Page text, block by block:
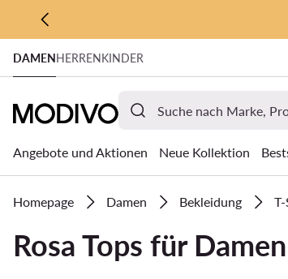
ZUM HAUPTINHALT SPRINGEN
ZUR SUCHE
DAMENHERRENKINDER
Angebote und Aktionen Neue Kollektion
Homepage Damen Bekleidung
Rosa Tops für Damen